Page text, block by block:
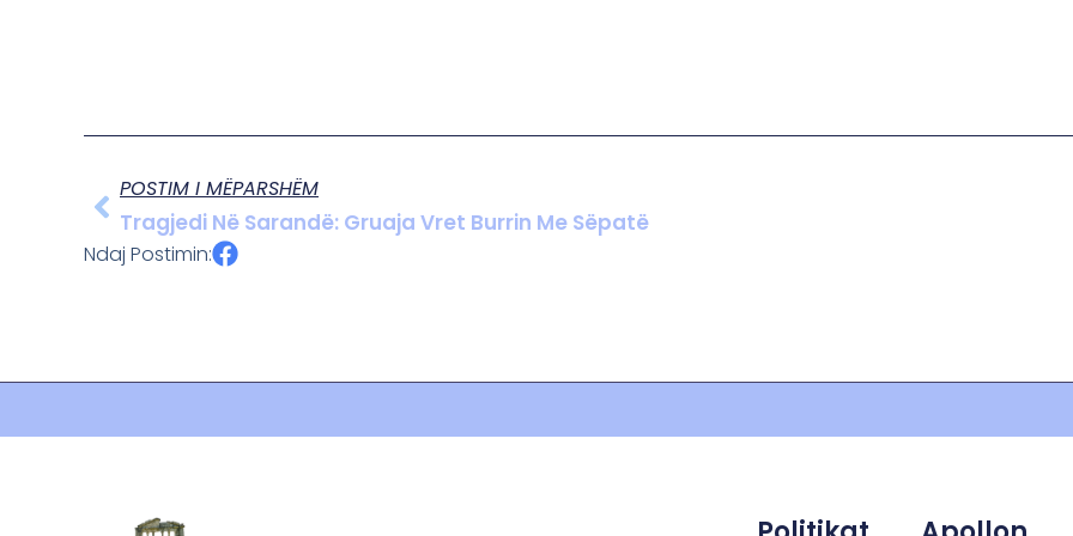
POSTIM I MËPARSHËM
Tragjedi Në Sarandë: Gruaja Vret Burrin Me Sëpatë
Ndaj Postimin: